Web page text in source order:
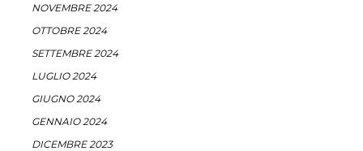
NOVEMBRE 2024
OTTOBRE 2024
SETTEMBRE 2024
LUGLIO 2024
GIUGNO 2024
GENNAIO 2024
DICEMBRE 2023